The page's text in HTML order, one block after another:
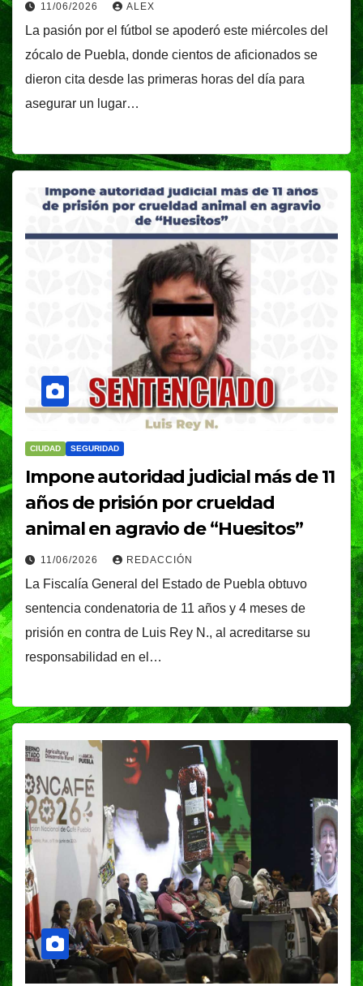
11/06/2026 ALEX
La pasión por el fútbol se apoderó este miércoles del
zócalo de Puebla, donde cientos de aficionados se
dieron cita desde las primeras horas del día para
asegurar un lugar…
CIUDAD SEGURIDAD
Impone autoridad judicial más de 11
años de prisión por crueldad
animal en agravio de “Huesitos”
11/06/2026 REDACCIÓN
La Fiscalía General del Estado de Puebla obtuvo
sentencia condenatoria de 11 años y 4 meses de
prisión en contra de Luis Rey N., al acreditarse su
responsabilidad en el…